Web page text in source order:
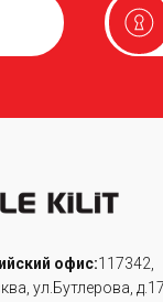
офис:117342,
ул.Бутлерова,